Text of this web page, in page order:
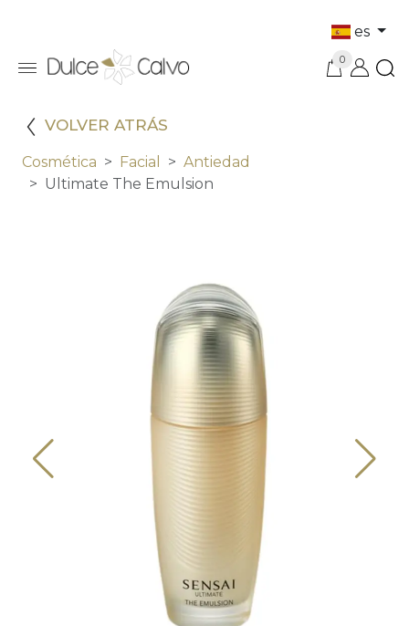
es
0
VOLVER ATRÁS
Cosmética Facial
Antiedad
Ultimate The Emulsion